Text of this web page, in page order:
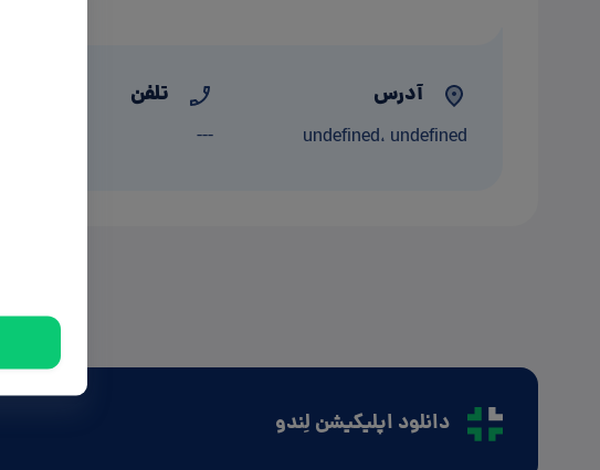
آدرس
undefined، undefined
تلفن
---
دانلود اپلیکیشن لِندو